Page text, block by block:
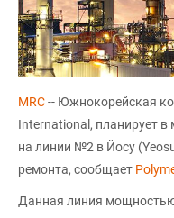
MRC-- Южнокорейская
International, планирует
на линии №2 в Йосу
ремонта, сообщает
Данная линия